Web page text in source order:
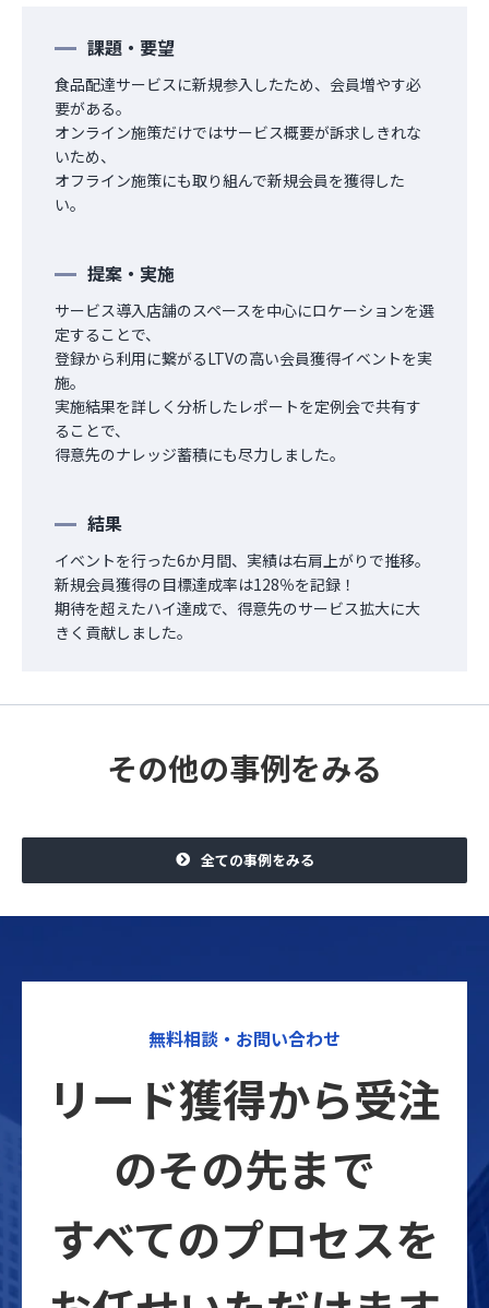
課題・要望
食品配達サービスに新規参入したため、会員増やす必
要がある。
オンライン施策だけではサービス概要が訴求しきれな
いため、
オフライン施策にも取り組んで新規会員を獲得した
い。
提案・実施
サービス導入店舗のスペースを中心にロケーションを選
定することで、
登録から利用に繋がるLTVの高い会員獲得イベントを実
施。
実施結果を詳しく分析したレポートを定例会で共有す
ることで、
得意先のナレッジ蓄積にも尽力しました。
結果
イベントを行った6か月間、実績は右肩上がりで推移。
新規会員獲得の目標達成率は128％を記録！
期待を超えたハイ達成で、得意先のサービス拡大に大
きく貢献しました。
その他の事例をみる
全ての事例をみる
無料相談・お問い合わせ
リード獲得から受注
のその先まで
すべてのプロセスを